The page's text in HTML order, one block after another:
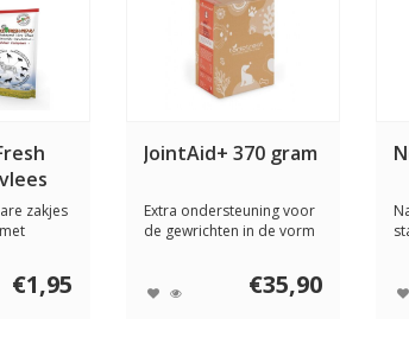
zakjes
€1,95
JointAid+ 370 gram
Extra ondersteuning voor
de gewrichten in de vorm
€35,90